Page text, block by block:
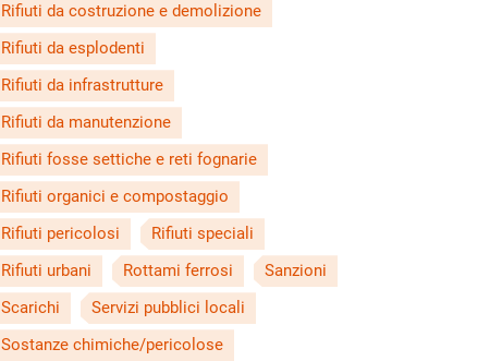
Rifiuti da costruzione e demolizione
Rifiuti da esplodenti
Rifiuti da infrastrutture
Rifiuti da manutenzione
Rifiuti fosse settiche e reti fognarie
Rifiuti organici e compostaggio
Rifiuti pericolosi
Rifiuti speciali
Rifiuti urbani
Rottami ferrosi
Sanzioni
Scarichi
Servizi pubblici locali
Sostanze chimiche/pericolose